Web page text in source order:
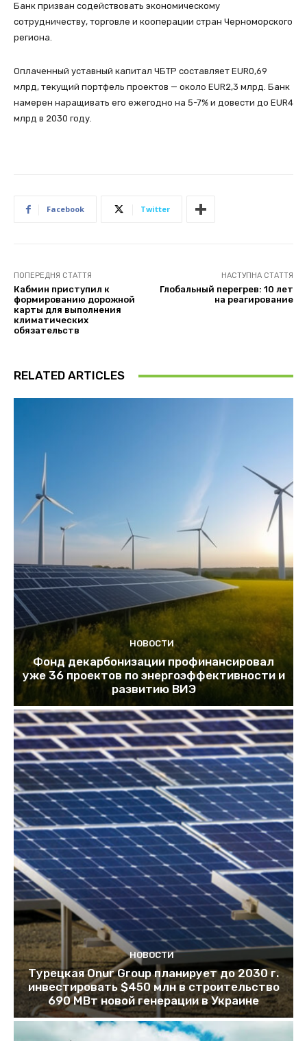
Банк призван содействовать экономическому
сотрудничеству, торговле и кооперации стран Черноморского
региона.
Оплаченный уставный капитал ЧБТР составляет EUR0,69
млрд, текущий портфель проектов — около EUR2,3 млрд. Банк
намерен наращивать его ежегодно на 5-7% и довести до EUR4
млрд в 2030 году.
Facebook Twitter
ПОПЕРЕДНЯ СТАТТЯ
Кабмин приступил к
формированию дорожной
карты для выполнения
климатических
обязательств
НАСТУПНА СТАТТЯ
Глобальный перегрев: 10 лет
на реагирование
RELATED ARTICLES
НОВОСТИ
Фонд декарбонизации профинансировал
уже 36 проектов по энергоэффективности и
развитию ВИЭ
НОВОСТИ
Турецкая Onur Group планирует до 2030 г.
инвестировать $450 млн в строительство
690 МВт новой генерации в Украине